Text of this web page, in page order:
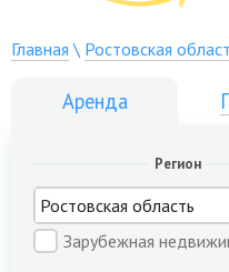
Главная \ Ростовская
Аренда
Регион
Зарубежная